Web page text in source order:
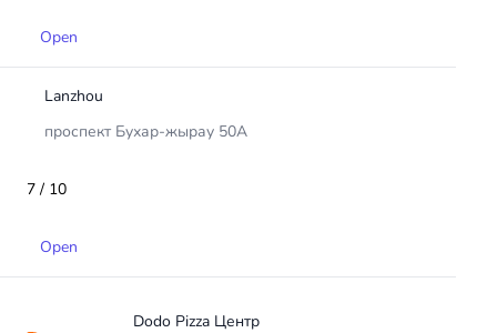
Open
Lanzhou
проспект Бухар-жырау 50А
7 / 10
Open
Dodo Pizza Центр